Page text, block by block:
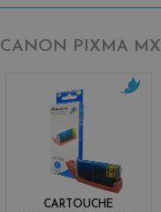
CANON PIXMA MX
CARTOUCHE